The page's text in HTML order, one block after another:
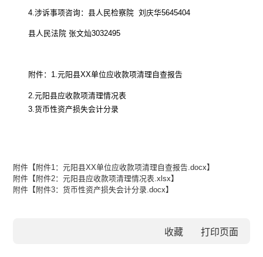
4.涉诉事项咨询 ： 县人民检察院 刘庆华5645404
县人民法院 张文灿3032495
附件： 1.元阳县XX单位应收款项清理自查报告
2.元阳县应收款项清理情况表
3.货币性资产损失会计分录
附件【 附件1：元阳县XX单位应收款项清理自查报告.docx】
附件【 附件2：元阳县应收款项清理情况表.xlsx】
附件【 附件3：货币性资产损失会计分录.docx】
收藏